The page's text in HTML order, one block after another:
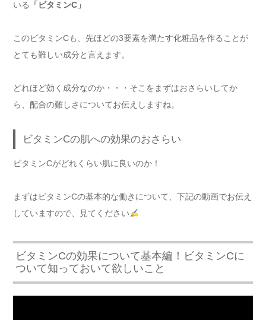
いる 「ビタミンC」
このビタミンCも、先ほどの3要素を満たす化粧品を作ることが
とても難しい成分と言えます。
どれほど効く成分なのか・・・そこをまずはおさらいしてか
ら、配合の難しさについてお伝えしますね。
ビタミンCの肌への効果のおさらい
ビタミンCがどれくらい肌に良いのか！
まずはビタミンCの基本的な働きについて、下記の動画でお伝え
していますので、見てください
ビタミンCの効果について基本編！ビタミンCに
ついて知っておいて欲しいこと